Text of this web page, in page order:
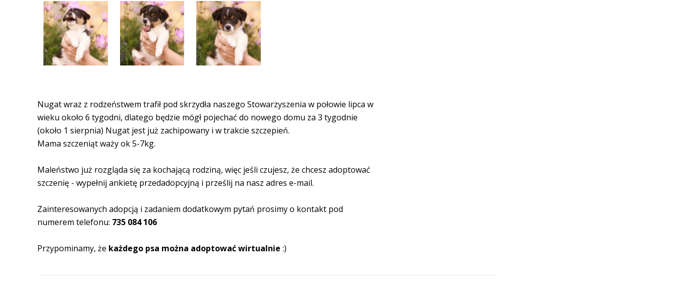
Nugat wraz z rodzeństwem trafił pod skrzydła naszego Stowarzyszenia w połowie lipca w
wieku około 6 tygodni, dlatego będzie mógł pojechać do nowego domu za 3 tygodnie
(około 1 sierpnia) Nugat jest już zachipowany i w trakcie szczepień.
Mama szczeniąt waży ok 5-7kg.
Maleństwo już rozgląda się za kochającą rodziną, więc jeśli czujesz, że chcesz adoptować
szczenię - wypełnij ankietę przedadopcyjną i prześlij na nasz adres e-mail.
Zainteresowanych adopcją i zadaniem dodatkowym pytań prosimy o kontakt pod
numerem telefonu: 735 084 106
Przypominamy, że każdego psa można adoptować wirtualnie :)